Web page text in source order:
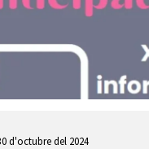
d'octubre del 2024